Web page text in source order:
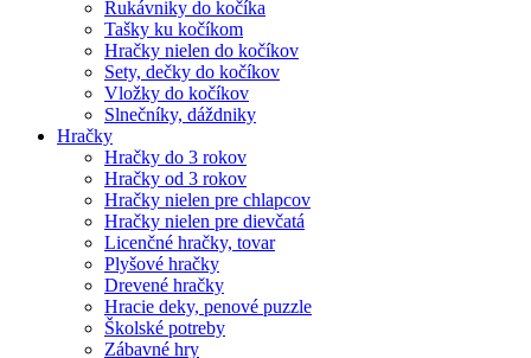
Rukávniky do kočíka
Tašky ku kočíkom
Hračky nielen do kočíkov
Sety, dečky do kočíkov
Vložky do kočíkov
Slnečníky, dáždniky
Hračky
Hračky do 3 rokov
Hračky od 3 rokov
Hračky nielen pre chlapcov
Hračky nielen pre dievčatá
Licenčné hračky, tovar
Plyšové hračky
Drevené hračky
Hracie deky, penové puzzle
Školské potreby
Zábavné hry